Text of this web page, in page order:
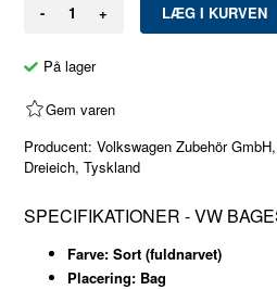
- +
På lager
Gem varen
Producent: Volkswagen Zubehör
Dreieich, Tyskland
SPECIFIKATIONER - VW
Farve: Sort (fuldnarvet)
Placering: Bag